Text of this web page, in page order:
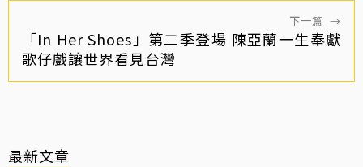
下一篇 →
「In Her Shoes」第二季登場 陳亞蘭一生奉獻
歌仔戲讓世界看見台灣
最新文章